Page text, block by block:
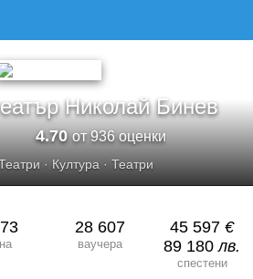
Николай Бинев
4.70от 936 оценки
· Култура· Театри
28 607
ваучера
45 597 €
89 180лв.
спестени